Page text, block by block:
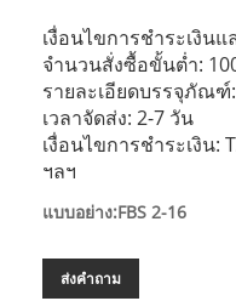
เงื่อนไขการชำระเงินแ
จำนวนสั่งซื้อขั้นต่ำ:
รายละเอียดบรรจุภัณฑ์
เวลาจัดส่ง: 2-7 วัน
เงื่อนไขการชำระเงิน:
ฯลฯ
แบบอย่าง:FBS 2-16
ส่งคำถาม